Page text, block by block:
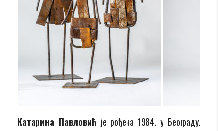
Катарина Павловић је рођена 1984. у Београду.